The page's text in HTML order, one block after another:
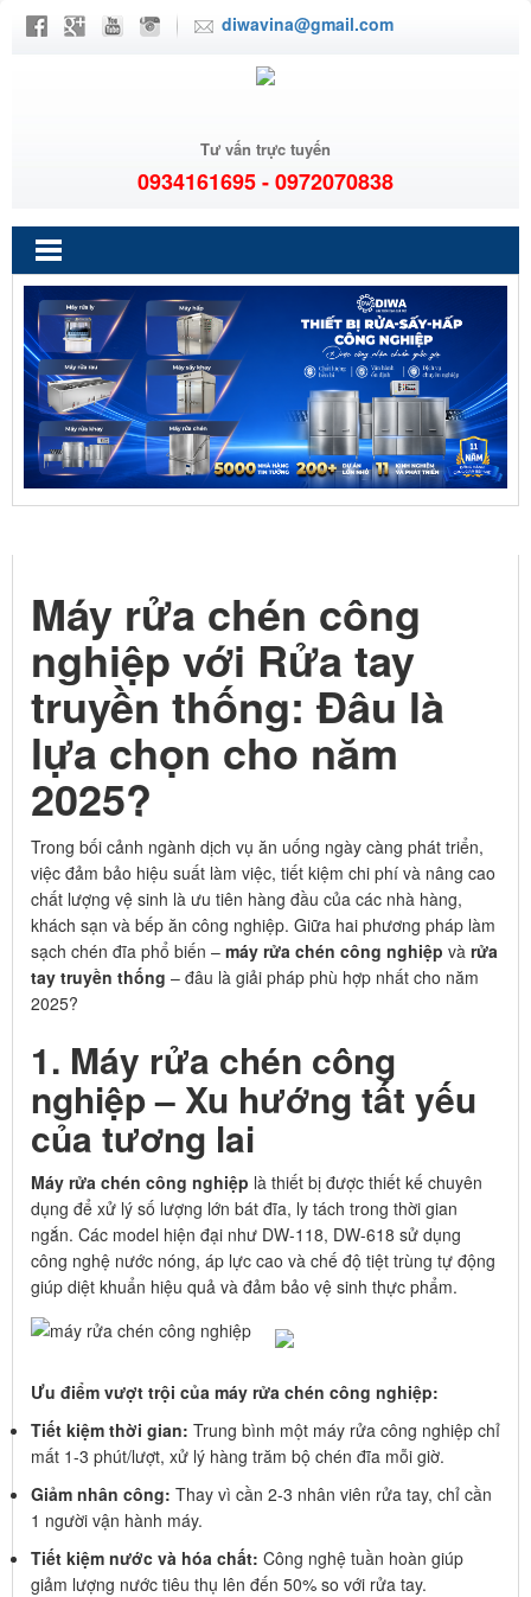
diwavina@gmail.com
Tư vấn trực tuyến
0934161695 - 0972070838
Máy rửa chén công
nghiệp với Rửa tay
truyền thống: Đâu là
lựa chọn cho năm
2025?
Trong bối cảnh ngành dịch vụ ăn uống ngày càng phát triển,
việc đảm bảo hiệu suất làm việc, tiết kiệm chi phí và nâng cao
chất lượng vệ sinh là ưu tiên hàng đầu của các nhà hàng,
khách sạn và bếp ăn công nghiệp. Giữa hai phương pháp làm
sạch chén đĩa phổ biến – máy rửa chén công nghiệp và rửa
tay truyền thống – đâu là giải pháp phù hợp nhất cho năm
2025?
1. Máy rửa chén công
nghiệp – Xu hướng tất yếu
của tương lai
Máy rửa chén công nghiệp là thiết bị được thiết kế chuyên
dụng để xử lý số lượng lớn bát đĩa, ly tách trong thời gian
ngắn. Các model hiện đại như DW-118, DW-618 sử dụng
công nghệ nước nóng, áp lực cao và chế độ tiệt trùng tự động
giúp diệt khuẩn hiệu quả và đảm bảo vệ sinh thực phẩm.
Ưu điểm vượt trội của máy rửa chén công nghiệp:
Tiết kiệm thời gian: Trung bình một máy rửa công nghiệp chỉ
mất 1-3 phút/lượt, xử lý hàng trăm bộ chén đĩa mỗi giờ.
Giảm nhân công: Thay vì cần 2-3 nhân viên rửa tay, chỉ cần
1 người vận hành máy.
Tiết kiệm nước và hóa chất: Công nghệ tuần hoàn giúp
giảm lượng nước tiêu thụ lên đến 50% so với rửa tay.